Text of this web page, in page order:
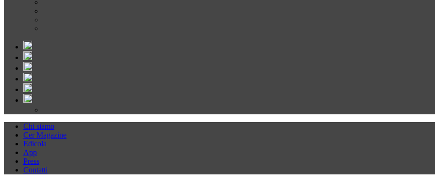
Chi siamo
Cer Magazine
Edicola
App
Press
Contatti